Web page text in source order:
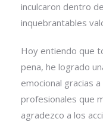
inculcaron dentro
inquebrantables
Hoy entiendo que
pena, he logrado
emocional gracias
profesionales que
agradezco a los